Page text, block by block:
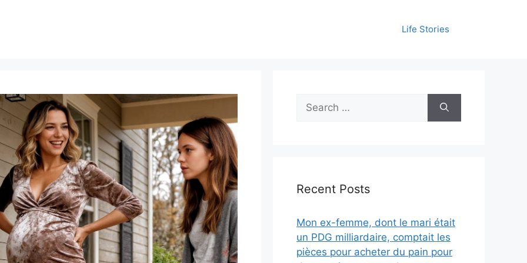
Life Stories
Search
for:
Recent Posts
Mon ex-femme, dont le mari était
un PDG milliardaire, comptait les
pièces pour acheter du pain pour